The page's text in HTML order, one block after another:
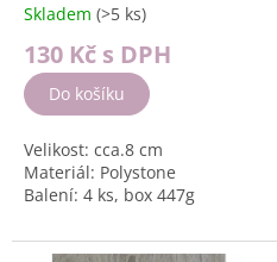
ůSkladem (>5 ks)
130 Kč s DPH
Do košíku
Velikost: cca.8 cm
Materiál: Polystone
Balení: 4 ks, box 447g